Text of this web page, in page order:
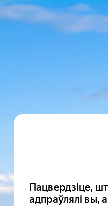
Пацвердзіце,
адпраўлялі вы,